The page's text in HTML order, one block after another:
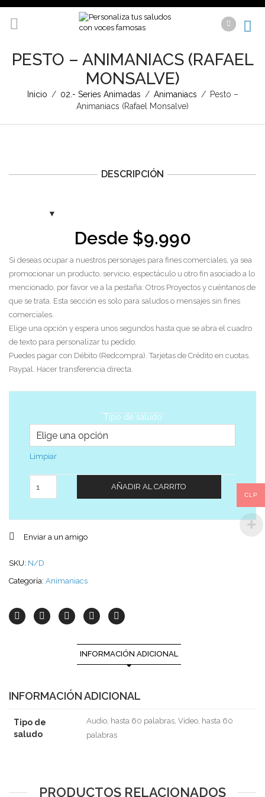
PESTO – ANIMANIACS (RAFAEL
MONSALVE)
Inicio / 02.- Series Animadas / Animaniacs / Pesto –
Animaniacs (Rafael Monsalve)
DESCRIPCIÓN
Desde $9.990
Si deseas ocupar a nuestros personajes para fines comerciales, ya sea
promocionar un producto, servicio, espectáculo u otro fin asociado a lo
mencionado, por favor ve a la pestaña: Otros Proyectos y cuéntanos de
que se trata. Esta sección es solo para saludos o mensajes sin fines
comerciales.
Elige una opción y espera unos segundos hasta que se abra el cuadro
de texto para personalizar tu pedido.
Puedes pagar con Débito (Redcompra). Tarjetas de Crédito en cuotas.
Paypal. Hacer transferencia directa.
Tipo de saludo
Limpiar
AÑADIR AL CARRITO
Enviar a un amigo
SKU: N/D
Categoría: Animaniacs
INFORMACIÓN ADICIONAL
INFORMACIÓN ADICIONAL
Tipo de
saludo
Audio, hasta 60 palabras, Video, hasta 60
palabras
PRODUCTOS RELACIONADOS
CLP